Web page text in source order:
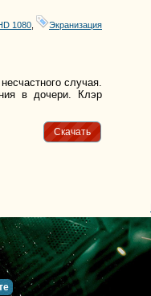
1080 Экранизация
случая.
в дочери. Клэр
Скачать